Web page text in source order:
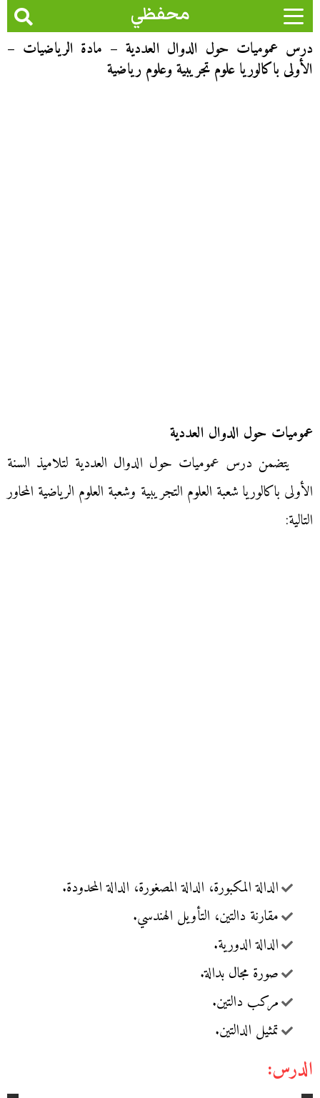
محفظي
درس عموميات حول الدوال العددية – مادة الرياضيات –
الأولى باكالوريا علوم تجريبية وعلوم رياضية
عموميات حول الدوال العددية
يتضمن درس عموميات حول الدوال العددية لتلاميذ السنة
الأولى باكالوريا شعبة العلوم التجريبية وشعبة العلوم الرياضية المحاور
التالية:
الدالة المكبورة، الدالة المصغورة، الدالة المحدودة.
مقارنة دالتين، التأويل الهندسي.
الدالة الدورية.
صورة مجال بدالة.
مركب دالتين.
تمثيل الدالتين.
الدرس: